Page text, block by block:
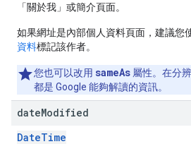
「關於我」或簡介頁面。
如果網址是內部個人資料頁面，建議您
資料標記該作者。
您也可以改用 sameAs 屬性。在分
都是 Google 能夠解讀的資訊。
dateModified
DateTime